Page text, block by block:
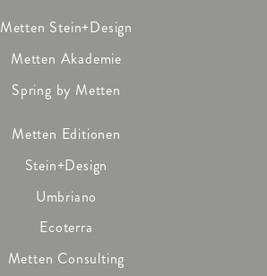
Metten Stein+Design
Metten Akademie
Spring by Metten
Metten Editionen
Stein+Design
Umbriano
Ecoterra
Metten Consulting